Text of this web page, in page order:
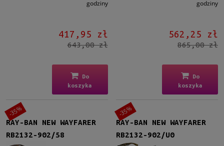
godziny
417,95 zł
643,00 zł
Do
koszyka
godziny
562,25 zł
865,00 zł
Do
koszyka
RAY-BAN NEW WAYFARER
RB2132-902/58
-35%
RAY-BAN NEW WAYFARER
RB2132-902/U0
-35%